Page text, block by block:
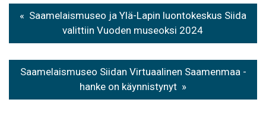
Artikkelien
Saamelaismuseo ja Ylä-Lapin luontokeskus Siida
valittiin Vuoden museoksi 2024
Saamelaismuseo Siidan Virtuaalinen Saamenmaa -
hanke on käynnistynyt